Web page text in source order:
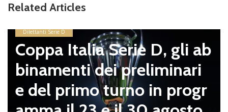
Related Articles
Dilettanti Serie D
Coppa Italia Serie D, gli ab
binamenti dei preliminari
e del primo turno in progr